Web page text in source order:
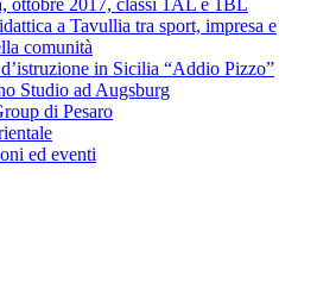
ottobre 2017, classi 1AL e 1BL
a Tavullia tra sport, impresa e
comunità
in Sicilia “Addio Pizzo”
Studio ad Augsburg
di Pesaro
ed eventi